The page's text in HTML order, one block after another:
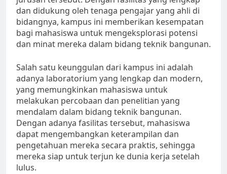
dan didukung oleh tenaga pengajar yang ahli di
bidangnya, kampus ini memberikan kesempatan
bagi mahasiswa untuk mengeksplorasi potensi
dan minat mereka dalam bidang teknik bangunan.
Salah satu keunggulan dari kampus ini adalah
adanya laboratorium yang lengkap dan modern,
yang memungkinkan mahasiswa untuk
melakukan percobaan dan penelitian yang
mendalam dalam bidang teknik bangunan.
Dengan adanya fasilitas tersebut, mahasiswa
dapat mengembangkan keterampilan dan
pengetahuan mereka secara praktis, sehingga
mereka siap untuk terjun ke dunia kerja setelah
lulus.